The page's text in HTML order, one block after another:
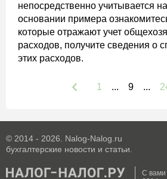
непосредственно учитывается
основании примера
которые отражают учет
расходов, получите сведения о
этих расходов.
1 ... 9 ...
© 2014 - 2026. Nalog-Nalog.ru
бухгалтерские новости и статьи.
С вами